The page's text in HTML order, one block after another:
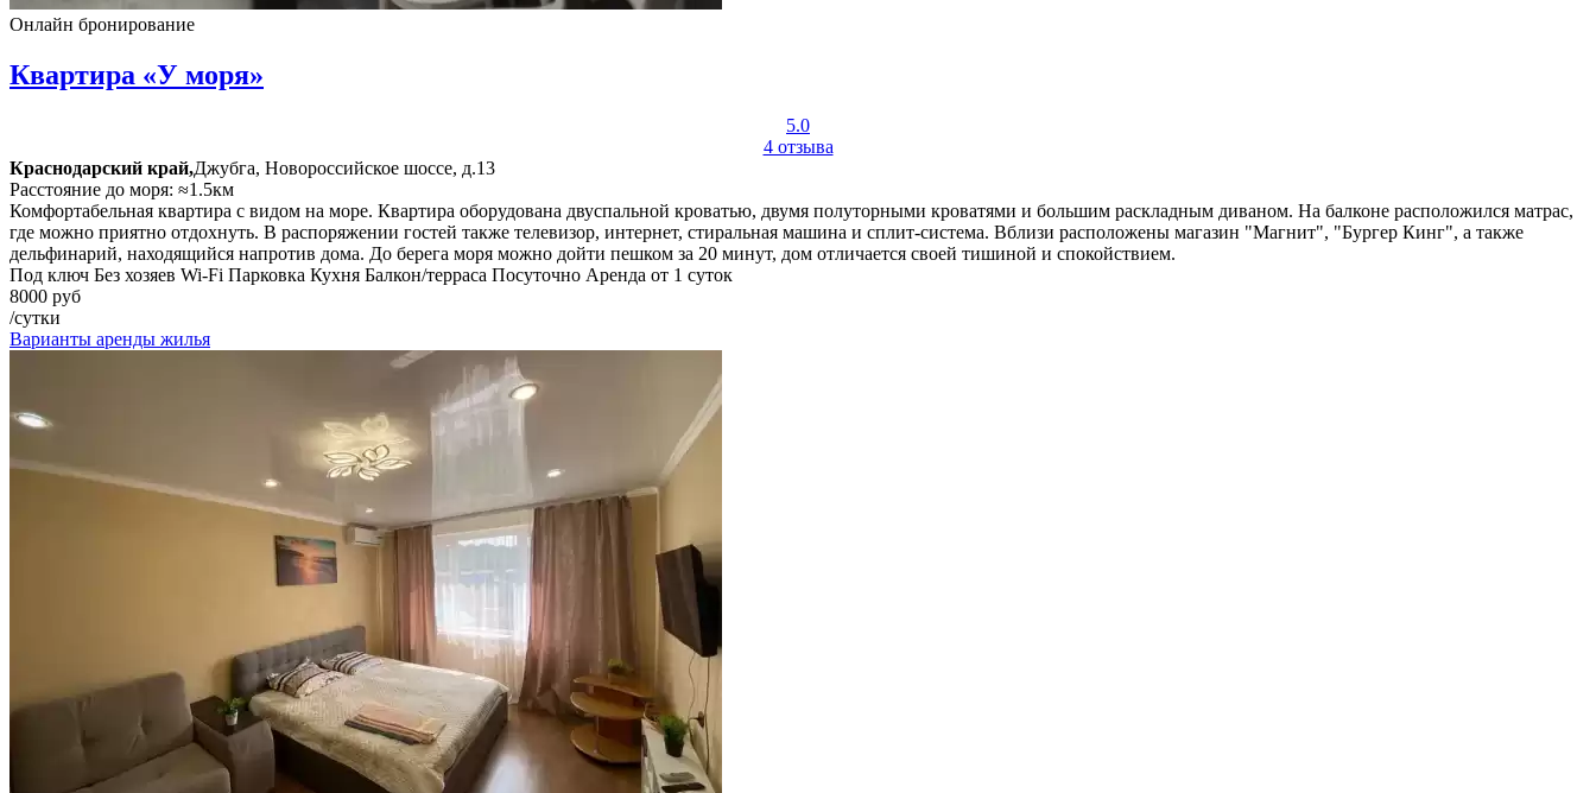
Онлайн бронирование
Квартира «У моря»
5.0
4 отзыва
Краснодарский край,Джубга, Новороссийское шоссе, д.13
Расстояние до моря: ≈1.5км
Комфортабельная квартира с видом на море. Квартира оборудована двуспальной кроватью, двумя полуторными кроватями и большим раскладным диваном. На балконе расположился матрас,
где можно приятно отдохнуть. В распоряжении гостей также телевизор, интернет, стиральная машина и сплит-система. Вблизи расположены магазин "Магнит", "Бургер Кинг", а также
дельфинарий, находящийся напротив дома. До берега моря можно дойти пешком за 20 минут, дом отличается своей тишиной и спокойствием.
Под ключ Без хозяев Wi-Fi Парковка Кухня Балкон/терраса Посуточно Аренда от 1 суток
8000 руб
/сутки
Варианты аренды жилья